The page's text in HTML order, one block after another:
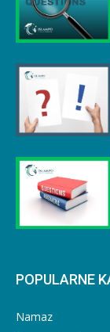
POPULARNE
Namaz